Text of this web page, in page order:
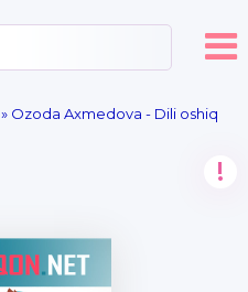
» Ozoda Axmedova - Dili oshiq
!